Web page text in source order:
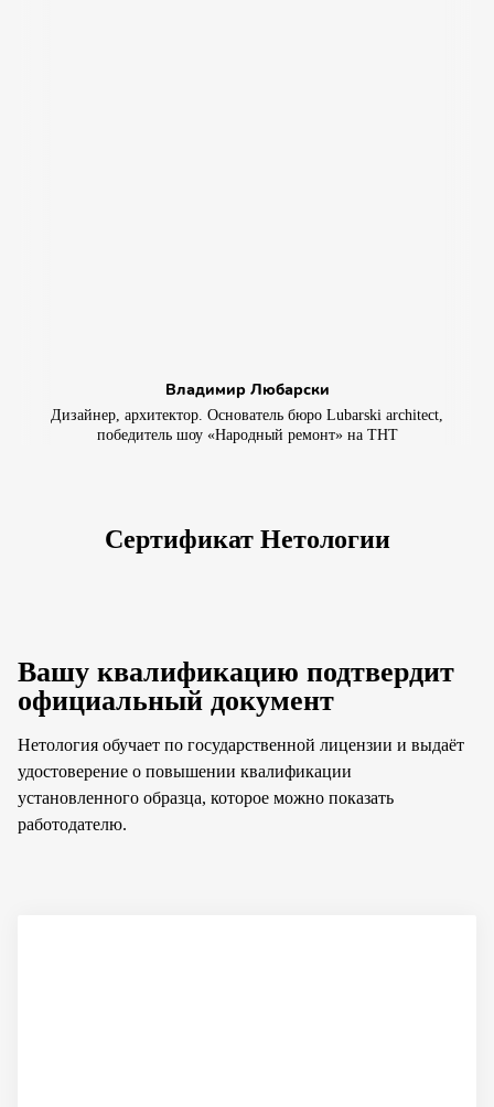
Владимир Любарски
Дизайнер, архитектор. Основатель бюро Lubarski architect,
победитель шоу «Народный ремонт» на ТНТ
Сертификат Нетологии
Вашу квалификацию подтвердит
официальный документ
Нетология обучает по государственной лицензии и выдаёт
удостоверение о повышении квалификации
установленного образца, которое можно показать
работодателю.